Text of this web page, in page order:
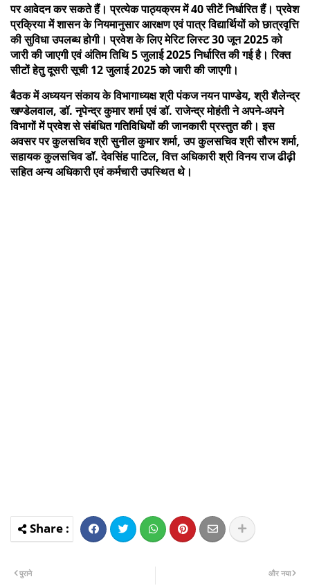
पर आवेदन कर सकते हैं। प्रत्येक पाठ्यक्रम में 40 सीटें निर्धारित हैं। प्रवेश
प्रक्रिया में शासन के नियमानुसार आरक्षण एवं पात्र विद्यार्थियों को छात्रवृत्ति
की सुविधा उपलब्ध होगी। प्रवेश के लिए मेरिट लिस्ट 30 जून 2025 को
जारी की जाएगी एवं अंतिम तिथि 5 जुलाई 2025 निर्धारित की गई है। रिक्त
सीटों हेतु दूसरी सूची 12 जुलाई 2025 को जारी की जाएगी।
बैठक में अध्ययन संकाय के विभागाध्यक्ष श्री पंकज नयन पाण्डेय, श्री शैलेन्द्र
खण्डेलवाल, डॉ. नृपेन्द्र कुमार शर्मा एवं डॉ. राजेन्द्र मोहंती ने अपने-अपने
विभागों में प्रवेश से संबंधित गतिविधियों की जानकारी प्रस्तुत की। इस
अवसर पर कुलसचिव श्री सुनील कुमार शर्मा, उप कुलसचिव श्री सौरभ शर्मा,
सहायक कुलसचिव डॉ. देवसिंह पाटिल, वित्त अधिकारी श्री विनय राज ढीढ़ी
सहित अन्य अधिकारी एवं कर्मचारी उपस्थित थे।
और नया
पुराने